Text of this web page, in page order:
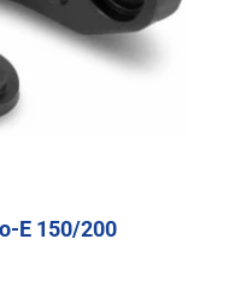
E 150/200